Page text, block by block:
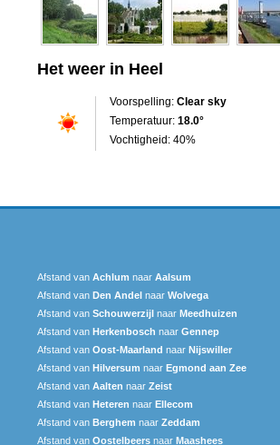
Het weer in Heel
Voorspelling: Clear sky
Temperatuur: 18.0°
Vochtigheid: 40%
Afstand van Achlum naar Aalsum
Afstand van Den Andel naar Wolvega
Afstand van Schouwerzijl naar Meedhuizen
Afstand van Herkenbosch naar Gennep
Afstand van Oost-Maarland naar Nijswiller
Afstand van Hilversum naar Egmond aan Zee
Afstand van Aalten naar Zeist
Afstand van Heteren naar Ellecom
Afstand van Berghem naar Zeddam
Afstand van Oostelbeers naar Maashees